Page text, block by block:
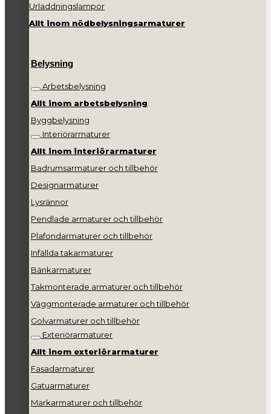
Urladdningslampor
Allt inom nödbelysningsarmaturer
Belysning
Arbetsbelysning
Allt inom arbetsbelysning
Byggbelysning
Interiörarmaturer
Allt inom interiörarmaturer
Badrumsarmaturer och tillbehör
Designarmaturer
Lysrännor
Pendlade armaturer och tillbehör
Plafondarmaturer och tillbehör
Infällda takarmaturer
Bänkarmaturer
Takmonterade armaturer och tillbehör
Väggmonterade armaturer och tillbehör
Golvarmaturer och tillbehör
Exteriörarmaturer
Allt inom exteriörarmaturer
Fasadarmaturer
Gatuarmaturer
Markarmaturer och tillbehör